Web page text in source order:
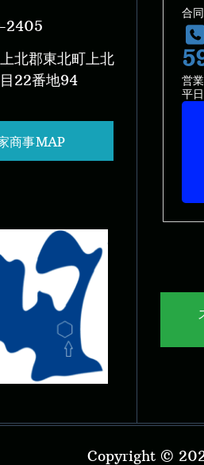
2405
北郡東北町上北
22番地94
商事MAP
合
営
平
Copyright ©